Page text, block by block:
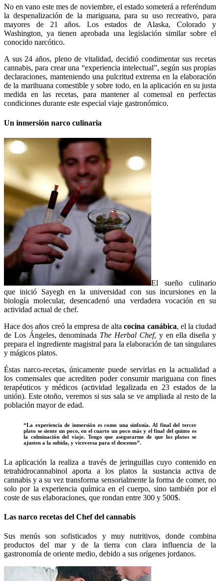
No en vano este mes de noviembre, el estado someterá a referéndum
la despenalización de la mariguana, para su uso recreativo, para
mayores de 21 años. Los estados de Alaska, Colorado y
Washington, ya tienen aprobada una legislación similar sobre el
conocido narcótico.
A sus 24 años, pleno de vitalidad, decidió condimentar sus recetas
cannabis, para crear una “experiencia intelectual”, según sus propias
declaraciones, manteniendo una pulcritud extrema en la elaboración
de la marihuana comestible y sobre todo, en la aplicación en su justa
medida en las recetas, para mantener al comensal en perfectas
condiciones durante este especial viaje gastronómico.
Un inmersión narco culinaria
El sueño culinario
que inició Sayegh en la universidad con sus incursiones en la
biología molecular, desencadenó una verdadera vocación en su
actividad actual de chef.
Hace dos años creó la empresa de altacocina canábica, el la ciudad
de Los Ángeles, denominada The Herbal Chef, y en ella diseña y
prepara el ingrediente magistral para la elaboración de tan singulares
y mágicos platos.
Éstas narco-recetas, únicamente puede servirlas en la actualidad a
los comensales que acrediten poder consumir mariguana con fines
terapéuticos y médicos (actividad legalizada en 23 estados de la
unión). Este otoño, veremos si sus sala se ve ampliada al resto de la
población mayor de edad.
“La experiencia de inmersión es como una sinfonía. Al final del tercer
plato se siente un poco, en el cuarto un poco más y el final del quinto es
la culminación del viaje. Tengo que asegurarme de que los platos se
ajusten a la subida, y viceversa para el descenso”.
La aplicación la realiza a través de jeringuillas cuyo contenido en
tetrahidrocannabinol aporta a los platos la sustancia activa de
cannabis y a su vez transforma sensorialmente la forma de comer, no
solo por la experiencia química en el cuerpo, sino también por el
coste de sus elaboraciones, que rondan entre 300 y 500$.
Las narco recetas del Chef del cannabis
Sus menús son sofisticados y muy nutritivos, donde combina
productos del mar y de la tierra con clara influencia de la
gastronomía de oriente medio, debido a sus orígenes jordanos.